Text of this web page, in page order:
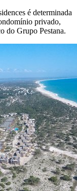
é determinada
privado,
do Grupo Pestana.